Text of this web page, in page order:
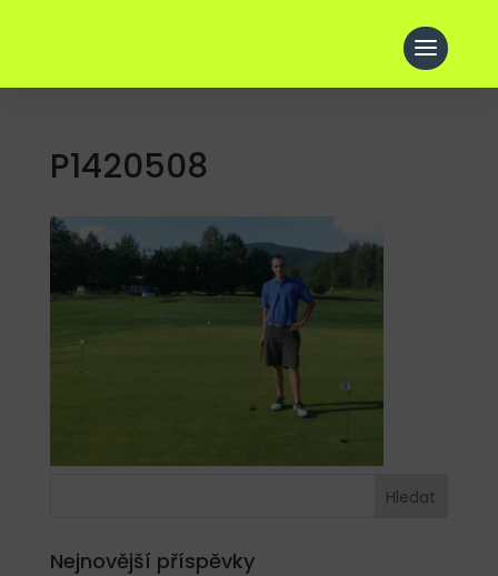
P1420508
Nejnovější příspěvky